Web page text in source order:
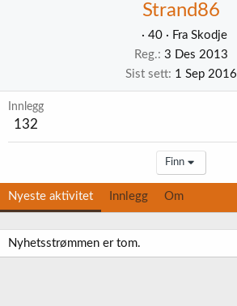
Strand86
· 40 · Fra Skodje
Reg. 3 Des 2013
Sist sett 1 Sep 2016
Innlegg
132
Finn
Nyeste aktivitet Innlegg Om
Nyhetsstrømmen er tom.